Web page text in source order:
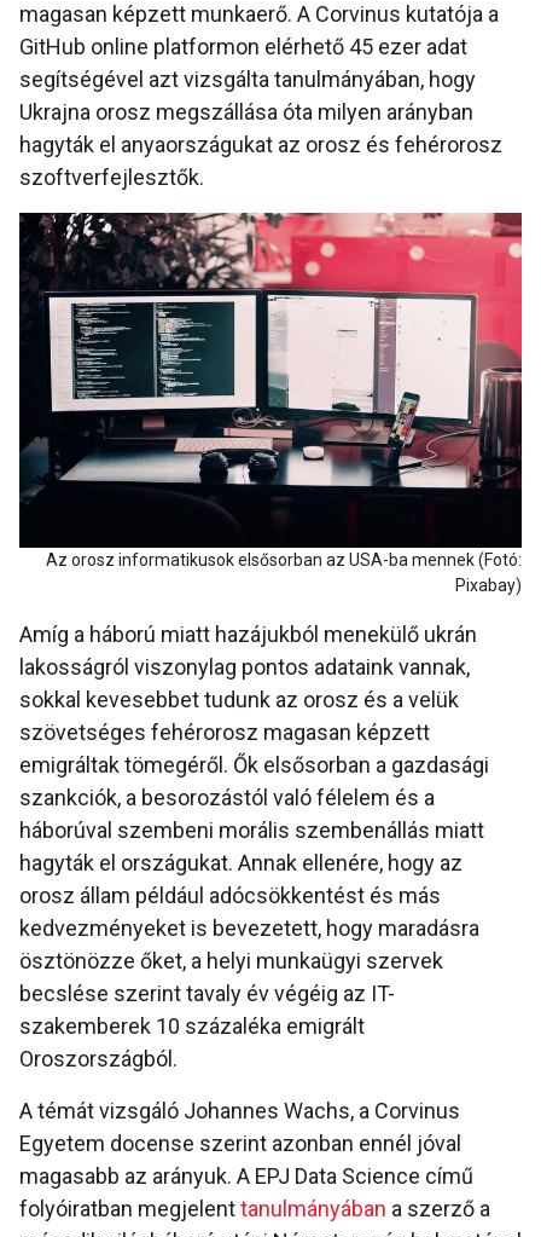
magasan képzett munkaerő. A Corvinus kutatója a
GitHub online platformon elérhető 45 ezer adat
segítségével azt vizsgálta tanulmányában, hogy
Ukrajna orosz megszállása óta milyen arányban
hagyták el anyaországukat az orosz és fehérorosz
szoftverfejlesztők.
Az orosz informatikusok elsősorban az USA-ba mennek (Fotó:
Pixabay)
Amíg a háború miatt hazájukból menekülő ukrán
lakosságról viszonylag pontos adataink vannak,
sokkal kevesebbet tudunk az orosz és a velük
szövetséges fehérorosz magasan képzett
emigráltak tömegéről. Ők elsősorban a gazdasági
szankciók, a besorozástól való félelem és a
háborúval szembeni morális szembenállás miatt
hagyták el országukat. Annak ellenére, hogy az
orosz állam például adócsökkentést és más
kedvezményeket is bevezetett, hogy maradásra
ösztönözze őket, a helyi munkaügyi szervek
becslése szerint tavaly év végéig az IT-
szakemberek 10 százaléka emigrált
Oroszországból.
A témát vizsgáló Johannes Wachs, a Corvinus
Egyetem docense szerint azonban ennél jóval
magasabb az arányuk. A EPJ Data Science című
folyóiratban megjelenttanulmányában a szerző a